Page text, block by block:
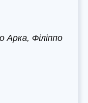
Арка, Філіппо